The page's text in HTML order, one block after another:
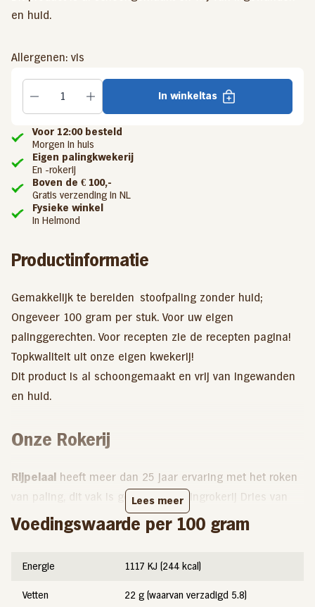
en huid.
Allergenen: vis
In winkeltas
Voor 12:00 besteld
Morgen in huis
Eigen palingkwekerij
En -rokerij
Boven de € 100,-
Gratis verzending in NL
Fysieke winkel
In Helmond
Productinformatie
Gemakkelijk te bereiden stoofpaling zonder huid;
Ongeveer 100 gram per stuk. Voor uw eigen
palinggerechten. Voor recepten zie de recepten pagina!
Topkwaliteit uit onze eigen kwekerij!
Dit product is al schoongemaakt en vrij van ingewanden
en huid.
Onze Rokerij
Rijpelaal heeft meer dan 25 jaar ervaring met het roken
van paling, dit vak is geleerd bij palingrokerij Dries van
den Berg uit Harderwijk. ‘Hij heeft ons de fijne kneepjes
van het vak geleerd. Na de kunst afgekeken te hebben
een eigen rookkast gebouwd waarin hij zijn eigen paling
op zijn eigen manier heeft leren roken.
Lees meer
Voedingswaarde per 100 gram
Energie 1117 KJ (244 kcal)
Vetten 22 g (waarvan verzadigd 5.8)